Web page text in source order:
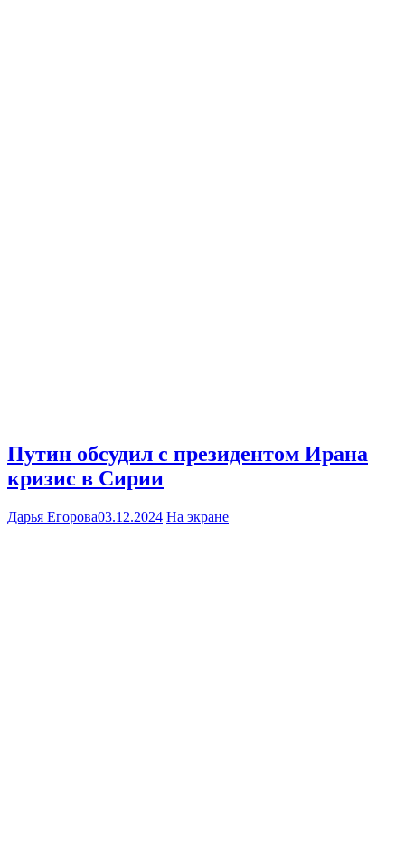
Путин обсудил с президентом Ирана
кризис в Сирии
Дарья Егорова03.12.2024 На экране